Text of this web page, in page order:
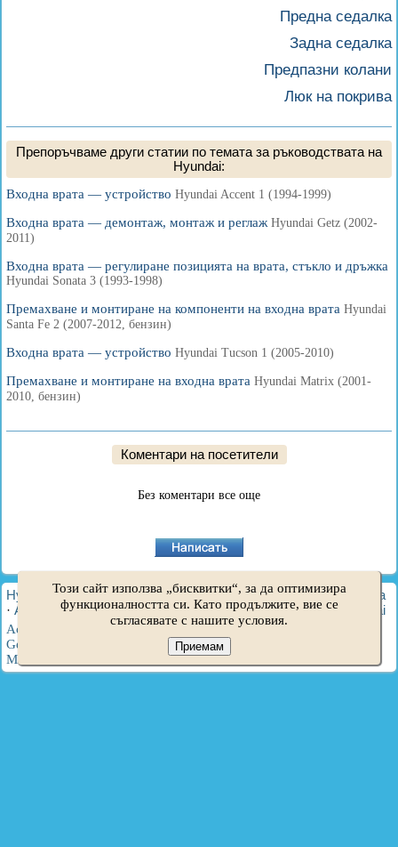
Предна седалка
Задна седалка
Предпазни колани
Люк на покрива
Препоръчваме други статии по темата за ръководствата на
Hyundai:
Входна врата — устройство Hyundai Accent 1 (1994-1999)
Входна врата — демонтаж, монтаж и реглаж Hyundai Getz (2002-
2011)
Входна врата — регулиране позицията на врата, стъкло и дръжка
Hyundai Sonata 3 (1993-1998)
Премахване и монтиране на компоненти на входна врата Hyundai
Santa Fe 2 (2007-2012, бензин)
Входна врата — устройство Hyundai Tucson 1 (2005-2010)
Премахване и монтиране на входна врата Hyundai Matrix (2001-
2010, бензин)
Коментари на посетители
Без коментари все още
HyundaiBook.ru © 2018-2026·Пълна версия·Карта на сайта
· Администрация·Търсене в сайта ·Собственици на Hyundai
Accent 1 Accent 2·Accent 3 · Elantra 1 ·Elantra 2
Getz
Santa Fe 2·
Matrix
Този сайт използва „бисквитки“, за да оптимизира
функционалността си. Като продължите, вие се
съгласявате с нашите условия.
Приемам